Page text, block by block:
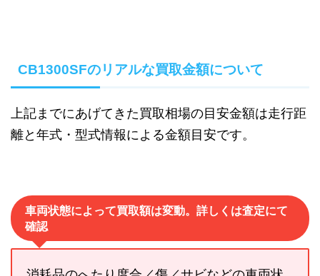
CB1300SFのリアルな買取金額について
上記までにあげてきた買取相場の目安金額は走行距
離と年式・型式情報による金額目安です。
車両状態によって買取額は変動。詳しくは査定にて
確認